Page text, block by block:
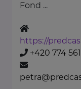
Fond ...
https://
+420 774